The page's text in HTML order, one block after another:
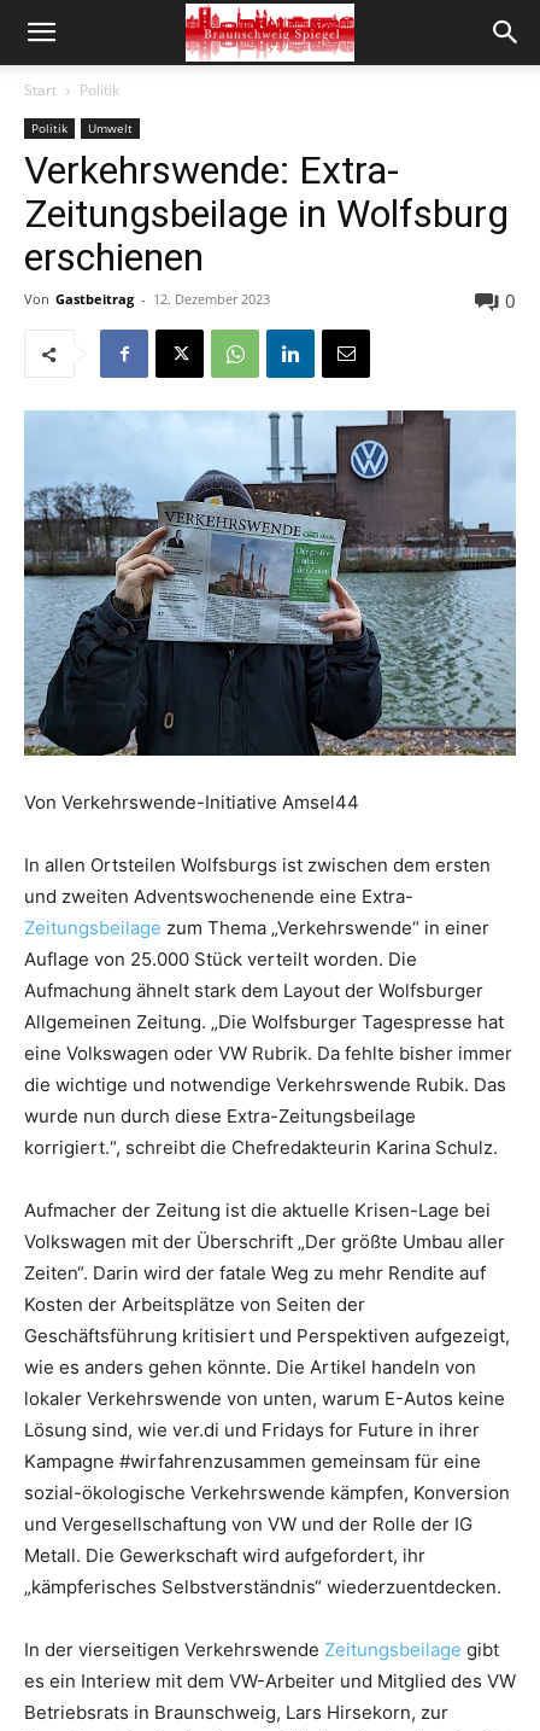
Start Politik
Politik Umwelt
Verkehrswende: Extra-
Zeitungsbeilage in Wolfsburg
erschienen
Von Gastbeitrag - 12. Dezember 2023 0
Von Verkehrswende-Initiative Amsel44
In allen Ortsteilen Wolfsburgs ist zwischen dem ersten
und zweiten Adventswochenende eine Extra-
Zeitungsbeilage zum Thema „Verkehrswende“ in einer
Auflage von 25.000 Stück verteilt worden. Die
Aufmachung ähnelt stark dem Layout der Wolfsburger
Allgemeinen Zeitung. „Die Wolfsburger Tagespresse hat
eine Volkswagen oder VW Rubrik. Da fehlte bisher immer
die wichtige und notwendige Verkehrswende Rubik. Das
wurde nun durch diese Extra-Zeitungsbeilage
korrigiert.“, schreibt die Chefredakteurin Karina Schulz.
Aufmacher der Zeitung ist die aktuelle Krisen-Lage bei
Volkswagen mit der Überschrift „Der größte Umbau aller
Zeiten“. Darin wird der fatale Weg zu mehr Rendite auf
Kosten der Arbeitsplätze von Seiten der
Geschäftsführung kritisiert und Perspektiven aufgezeigt,
wie es anders gehen könnte. Die Artikel handeln von
lokaler Verkehrswende von unten, warum E-Autos keine
Lösung sind, wie ver.di und Fridays for Future in ihrer
Kampagne #wirfahrenzusammen gemeinsam für eine
sozial-ökologische Verkehrswende kämpfen, Konversion
und Vergesellschaftung von VW und der Rolle der IG
Metall. Die Gewerkschaft wird aufgefordert, ihr
„kämpferisches Selbstverständnis“ wiederzuentdecken.
In der vierseitigen Verkehrswende Zeitungsbeilage gibt
es ein Interiew mit dem VW-Arbeiter und Mitglied des VW
Betriebsrats in Braunschweig, Lars Hirsekorn, zur